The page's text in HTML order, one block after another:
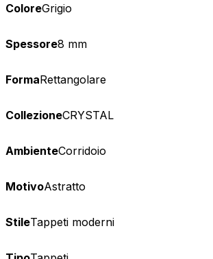
ColoreGrigio
Spessore8 mm
FormaRettangolare
CollezioneCRYSTAL
AmbienteCorridoio
MotivoAstratto
StileTappeti moderni